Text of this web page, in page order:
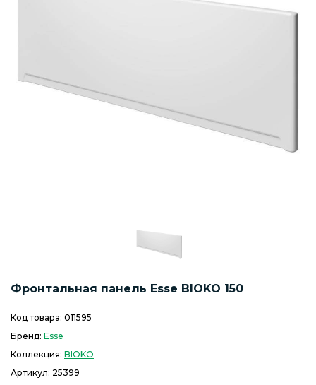
Фронтальная панель Esse BIOKO 150
Код товара: 011595
Бренд: Esse
Коллекция: BIOKO
Артикул: 25399